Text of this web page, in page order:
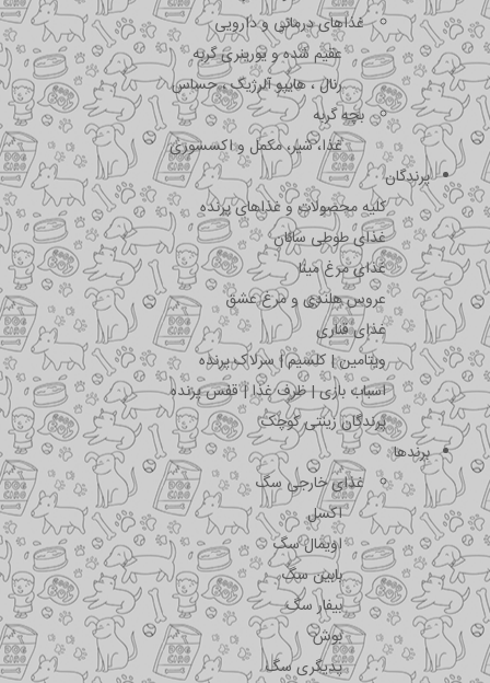
غذاهای درمانی و دارویی
عقیم شده و یورینری گربه
رنال ، هایپو آلرژیک ، حساس
بچه گربه
غذا، شیر، مکمل و اکسسوری
پرندگان
کلیه محصولات و غذاهای پرنده
غذای طوطی سانان
غذای مرغ مینا
عروس هلندی و مرغ عشق
غذای قناری
ویتامین | کلسیم | سرلاک پرنده
اسباب بازی | ظرف غذا | قفس پرنده
پرندگان زینتی کوچک
برندها
غذای خارجی سگ
اکسل
اویمال سگ
بابین سگ
بیفار سگ
بوش
پدیگری سگ